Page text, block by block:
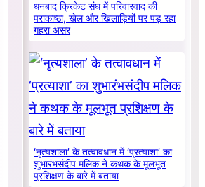
धनबाद क्रिकेट संघ में परिवारवाद की
पराकाष्ठा, खेल और खिलाड़ियों पर पड़ रहा
गहरा असर
‘नृत्यशाला’ के तत्वावधान में ‘प्रत्याशा’ का
शुभारंभसंदीप मलिक ने कथक के मूलभूत
प्रशिक्षण के बारे में बताया